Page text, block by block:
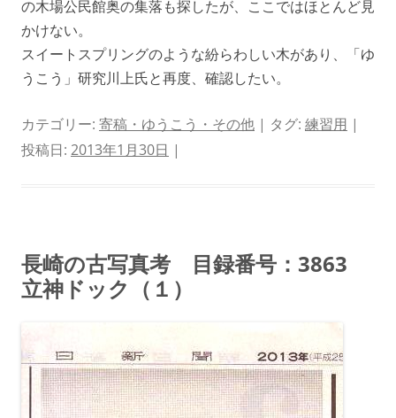
の木場公民館奥の集落も探したが、ここではほとんど見
かけない。
スイートスプリングのような紛らわしい木があり、「ゆ
うこう」研究川上氏と再度、確認したい。
カテゴリー: 寄稿・ゆうこう・その他 | タグ: 練習用 |
投稿日: 2013年1月30日 |
長崎の古写真考 目録番号：3863
立神ドック（１）